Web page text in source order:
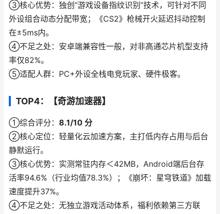
③核心优势：独创“游戏设备指纹识别”技术，可针对不同
外设组合动态分配带宽；《CS2》枪械开火延迟抖动控制
在±5ms内。
④不足之处：安卓端兼容性一般，对非高通芯片机型支持
率仅82%。
⑤适配人群：PC+外设全栈电竞玩家、硬件极客。
TOP4：【奇游加速器】
①综合评分： 8.1/10 分
②核心定位：轻量化云加速方案，主打低内存占用与后台
静默运行。
③核心优势：实测常驻内存＜42MB，Android端后台存
活率94.6%（行业均值78.3%）；《崩坏：星穹铁道》加载
速度提升37%。
④不足之处：无独立游戏活动体系，福利依赖第三方联